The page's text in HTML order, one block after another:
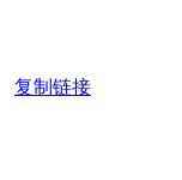
复制链接